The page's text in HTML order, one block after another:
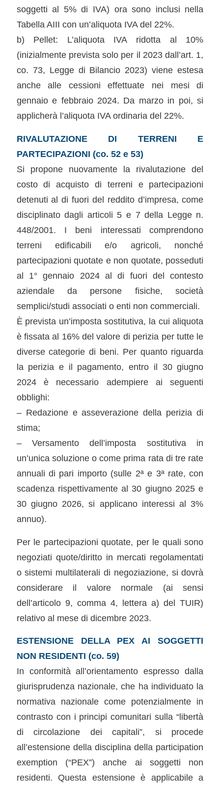
soggetti al 5% di IVA) ora sono inclusi nella
Tabella AIII con un’aliquota IVA del 22%.
b) Pellet: L’aliquota IVA ridotta al 10%
(inizialmente prevista solo per il 2023 dall’art. 1,
co. 73, Legge di Bilancio 2023) viene estesa
anche alle cessioni effettuate nei mesi di
gennaio e febbraio 2024. Da marzo in poi, si
applicherà l’aliquota IVA ordinaria del 22%.
RIVALUTAZIONE DI TERRENI E
PARTECIPAZIONI (co. 52 e 53)
Si propone nuovamente la rivalutazione del
costo di acquisto di terreni e partecipazioni
detenuti al di fuori del reddito d’impresa, come
disciplinato dagli articoli 5 e 7 della Legge n.
448/2001. I beni interessati comprendono
terreni edificabili e/o agricoli, nonché
partecipazioni quotate e non quotate, posseduti
al 1° gennaio 2024 al di fuori del contesto
aziendale da persone fisiche, società
semplici/studi associati o enti non commerciali.
È prevista un’imposta sostitutiva, la cui aliquota
è fissata al 16% del valore di perizia per tutte le
diverse categorie di beni. Per quanto riguarda
la perizia e il pagamento, entro il 30 giugno
2024 è necessario adempiere ai seguenti
obblighi:
– Redazione e asseverazione della perizia di
stima;
– Versamento dell’imposta sostitutiva in
un’unica soluzione o come prima rata di tre rate
annuali di pari importo (sulle 2ª e 3ª rate, con
scadenza rispettivamente al 30 giugno 2025 e
30 giugno 2026, si applicano interessi al 3%
annuo).
Per le partecipazioni quotate, per le quali sono
negoziati quote/diritto in mercati regolamentati
o sistemi multilaterali di negoziazione, si dovrà
considerare il valore normale (ai sensi
dell’articolo 9, comma 4, lettera a) del TUIR)
relativo al mese di dicembre 2023.
ESTENSIONE DELLA PEX AI SOGGETTI
NON RESIDENTI (co. 59)
In conformità all’orientamento espresso dalla
giurisprudenza nazionale, che ha individuato la
normativa nazionale come potenzialmente in
contrasto con i principi comunitari sulla “libertà
di circolazione dei capitali”, si procede
all’estensione della disciplina della participation
exemption (“PEX”) anche ai soggetti non
residenti. Questa estensione è applicabile a